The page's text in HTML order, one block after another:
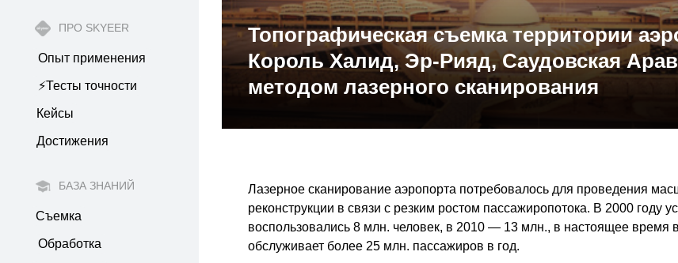
ПРО SKYEER
БАЗА ЗНАНИЙ
Опыт применения
Съемка
Обработка
Достижения
⚡️Тесты точности
Кейсы
Топографическая съемка территории
Король Халид, Эр-Рияд, Саудовская
методом лазерного сканирования
Лазерное сканирование аэропорта потребовалось для проведения
реконструкции в связи с резким ростом пассажиропотока. В 2000 году
воспользовались 8 млн. человек, в 2010 — 13 млн., в настоящее время
обслуживает более 25 млн. пассажиров в год.